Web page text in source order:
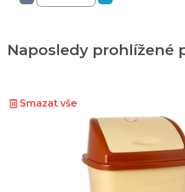
Naposledy prohlížené
Smazat vše